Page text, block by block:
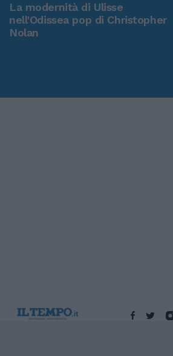
La modernità di Ulisse
nell'Odissea pop di Christopher
Nolan